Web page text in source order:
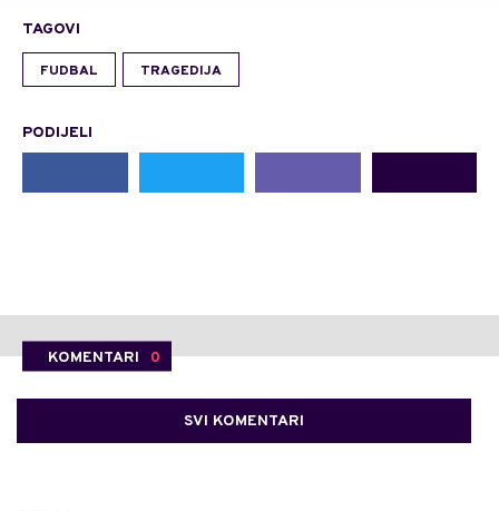
TAGOVI
FUDBAL TRAGEDIJA
PODIJELI
KOMENTARI 0
SVI KOMENTARI